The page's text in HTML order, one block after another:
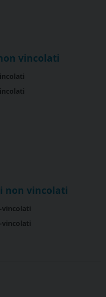
vincolati
non vincolati
vincolati
vincolati